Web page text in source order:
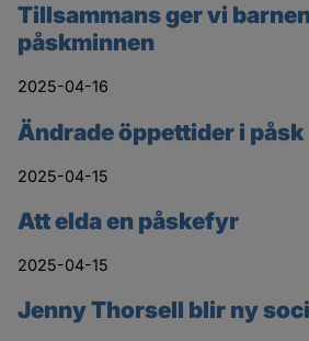
Tillsammans ger vi
påskminnen
2025-04-16
Ändrade öppettider i påsk
2025-04-15
Att elda en påskefyr
2025-04-15
Jenny Thorsell blir ny